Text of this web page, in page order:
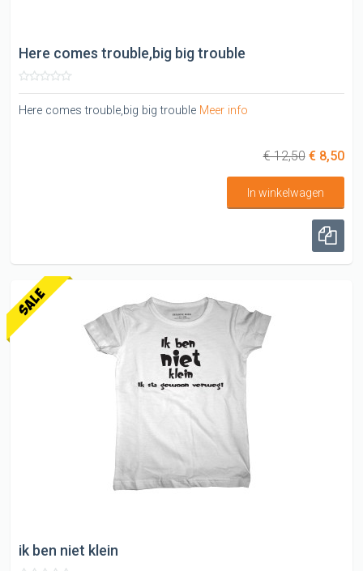
Here comes trouble,big big trouble
Here comes trouble,big big trouble Meer info
€ 12,50 € 8,50
In winkelwagen
ik ben niet klein